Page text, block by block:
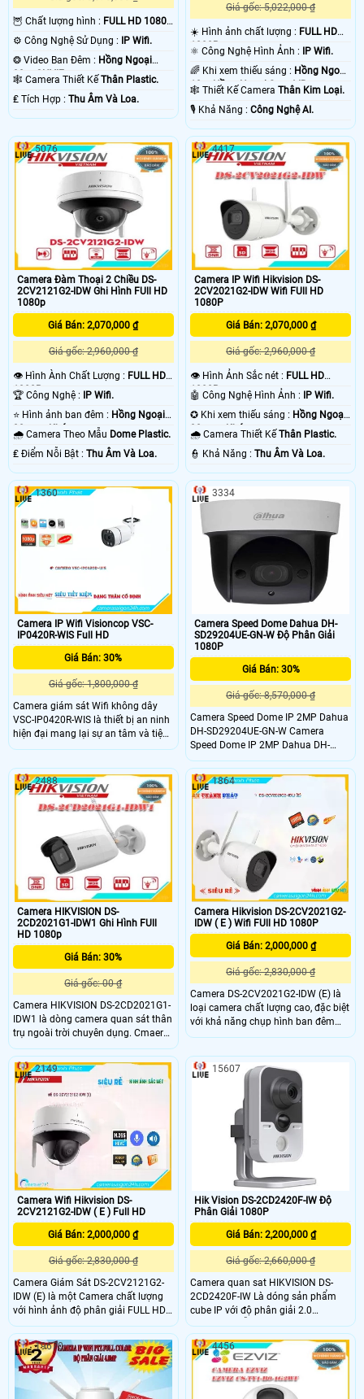
🦉 Chất lượng hình : FULL HD 1080P
.
⚙ Công Nghệ Sử Dụng :
IP Wifi.
❂ Video Ban Đêm : Hồng Ngoại
30m ONVIF.
🕸️ Camera Thiết Kế Thân Plastic.
️₤ Tích Hợp : Thu Âm Và Loa.
Giá gốc: 5,022,000 ₫
☀️ Hình ảnh chất lượng : FULL HD
1080P .
⚛️ Công Nghệ Hình Ảnh : IP Wifi.
🌈 Khi xem thiếu sáng : Hồng Ngoại
10m Hồng Ngoại Smart IR.
🕸️ Thiết Kế CameraThân Kim Loại.
️🎙 Khả Năng :Công Nghệ AI.
Camera Đàm Thoại 2 Chiều DS-
2CV2121G2-IDW Ghi Hình FUll HD
1080p
Giá Bán: 2,070,000 ₫
Giá gốc: 2,960,000 ₫
👁 Hình Ành Chất Lượng : FULL HD
1080P .
🏆 Công Nghệ :
IP Wifi.
⭐ Hình ảnh ban đêm : Hồng Ngoại
30m sp Khác.
🌧️ Camera Theo Mẫu Dome Plastic.
️₤ Điểm Nỗi Bật : Thu Âm Và Loa.
5076
Camera IP Wifi Hikvision DS-
2CV2021G2-IDW Wifi FUll HD
1080P
Giá Bán: 2,070,000 ₫
Giá gốc: 2,960,000 ₫
👁 Hình Ảnh Sắc nét : FULL HD
1080P .
🤖️ Công Nghệ Hình Ảnh :
IP Wifi.
✪ Khi xem thiếu sáng : Hồng Ngoại
30m sp Khác.
🌧️ Camera Thiết KếThân Plastic.
️👮 Khả Năng :Thu Âm Và Loa.
4417
Camera IP Wifi Visioncop VSC-
IP0420R-WIS Full HD
Giá Bán: 30%
Giá gốc: 1,800,000 ₫
Camera giám sát Wifi không dây
VSC-IP0420R-WIS là thiết bị an ninh
hiện đại mang lại sự an tâm và tiện
lợi cho người sử dụng. Với độ phân
lượng âm thanh tốt. Thiết bị này có
khả năng quan sát ban đêm và ghi
hình 24/7. Được thiết kế nhỏ gọn, dễ
dàng lắp đặt và sử dụng
1360
Camera Speed Dome Dahua DH-
SD29204UE-GN-W Độ Phân Giải
1080P
Giá Bán: 30%
Giá gốc: 8,570,000 ₫
Camera Speed Dome IP 2MP Dahua
DH-SD29204UE-GN-W Camera
Speed Dome IP 2MP Dahua DH-
SD29204UE-GN-W là Camera IP
Speed Dome có độ phân giải
2Megapixel. Cho tầm quan sát xa
40m, Zoom quang 4X, hỗ trợ
Mic/Alarm. Tích hỗ trợ khe cắm thẻ
nhớ Micro SD, up to 64GB
3334
Camera HIKVISION DS-
2CD2021G1-IDW1 Ghi Hình FUll
HD 1080p
Giá Bán: 30%
Giá gốc: 00 ₫
Camera HIKVISION DS-2CD2021G1-
IDW1 là dòng camera quan sát thân
trụ ngoài trời chuyên dụng. Cmaera
sữ dụng cảm biến hình ảnh 2.0
Megapixel. Camera tích hợp hồng
ngoại 30m
2488
Camera Hikvision DS-2CV2021G2-
IDW ( E ) Wifi FUll HD 1080P
Giá Bán: 2,000,000 ₫
Giá gốc: 2,830,000 ₫
Camera DS-2CV2021G2-IDW (E) là
loại camera chất lượng cao, đặc biệt
với khả năng chụp hình ban đêm
bằng công nghệ hồng ngoại, tầm
được ghi lại rõ nét với độ phân giải
FULL HD 1080P. Camera có tích hợp
công nghệ IP Wifi, giúp dễ dàng kết
nối và quản lý từ xa
1864
Camera Wifi Hikvision DS-
2CV2121G2-IDW ( E ) Full HD
Giá Bán: 2,000,000 ₫
Giá gốc: 2,830,000 ₫
Camera Giám Sát DS-2CV2121G2-
IDW (E) là một Camera chất lượng
với hình ảnh độ phân giải FULL HD
1080P. Camera này cung cấp khả
năng xử lý hình ảnh trong điều kiện
thiếu sáng và được trang bị công
nghệ hồng ngoại IR giúp quan sát
ban đêm rõ nét. Với khả năng lắp
đặt trong nhà, camera này cho phép
2149
Hik Vision DS-2CD2420F-IW Độ
Phân Giải 1080P
Giá Bán: 2,200,000 ₫
Giá gốc: 2,660,000 ₫
Camera quan sat HIKVISION DS-
2CD2420F-IW Là dóng sản phẩm
cube IP với độ phân giải 2.0
Megapixel hỗ trợ led hồng ngoại
10m giúp hình ảnh hiển thị ban đêm
tốt hơn,sản phẩm được thiết kế nhỏ
gọn phù hợp cho gia đình,văn
phòng, nhà xưởng,. .
15607
19670 4456